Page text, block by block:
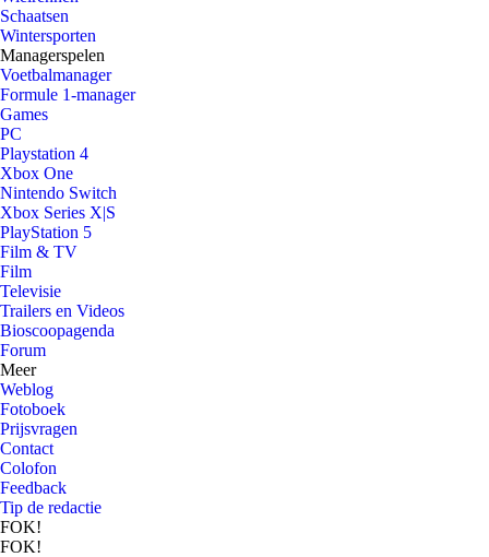
Schaatsen
Wintersporten
Managerspelen
Voetbalmanager
Formule 1-manager
Games
PC
Playstation 4
Xbox One
Nintendo Switch
Xbox Series X|S
PlayStation 5
Film & TV
Film
Televisie
Trailers en Videos
Bioscoopagenda
Forum
Meer
Weblog
Fotoboek
Prijsvragen
Contact
Colofon
Feedback
Tip de redactie
FOK!
FOK!